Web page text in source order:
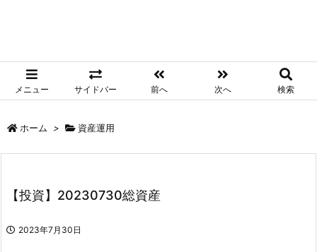
メニュー サイドバー 前へ 次へ 検索
ホーム > 資産運用
【投資】20230730総資産
2023年7月30日